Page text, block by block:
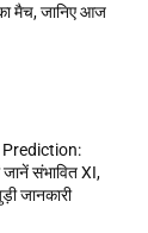
मैच, जानिए आज
जानें संभावित XI,
जानकारी